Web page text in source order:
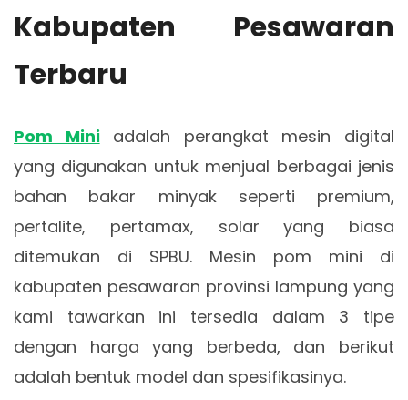
Kabupaten Pesawaran
Terbaru
Pom Miniadalah perangkat mesin digital
yang digunakan untuk menjual berbagai jenis
bahan bakar minyak seperti premium,
pertalite, pertamax, solar yang biasa
ditemukan di SPBU. Mesin pom mini di
kabupaten pesawaran provinsi lampung yang
kami tawarkan ini tersedia dalam 3 tipe
dengan harga yang berbeda, dan berikut
adalah bentuk model dan spesifikasinya.